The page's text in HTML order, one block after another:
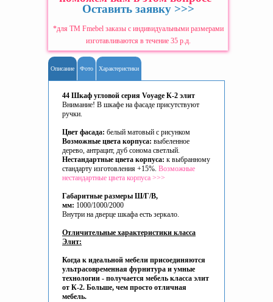
Оставить заявку >>>
*для ТМ Fmebel заказы с индивидуальными размерами
изготавливаются в течение 35 р.д.
Описание Фото Характеристики
44 Шкаф угловой серия Voyage К-2 элит
Внимание! В шкафе на фасаде присутствуют
ручки.
Цвет фасада: белый матовый с рисунком
Возможные цвета корпуса: выбеленное
дерево, антрацит, дуб сонома светлый.
Нестандартные цвета корпуса: к выбранному
стандарту изготовления +15%. Возможные
нестандартные цвета корпуса >>>
Габаритные размеры Ш/Г/В,
мм: 1000/1000/2000
Внутри на дверце шкафа есть зеркало.
Отличительные характеристики класса
Элит:
Когда к идеальной мебели присоединяются
ультрасовременная фурнитура и умные
технологии - получается мебель класса элит
от К-2. Больше, чем просто отличная
мебель.